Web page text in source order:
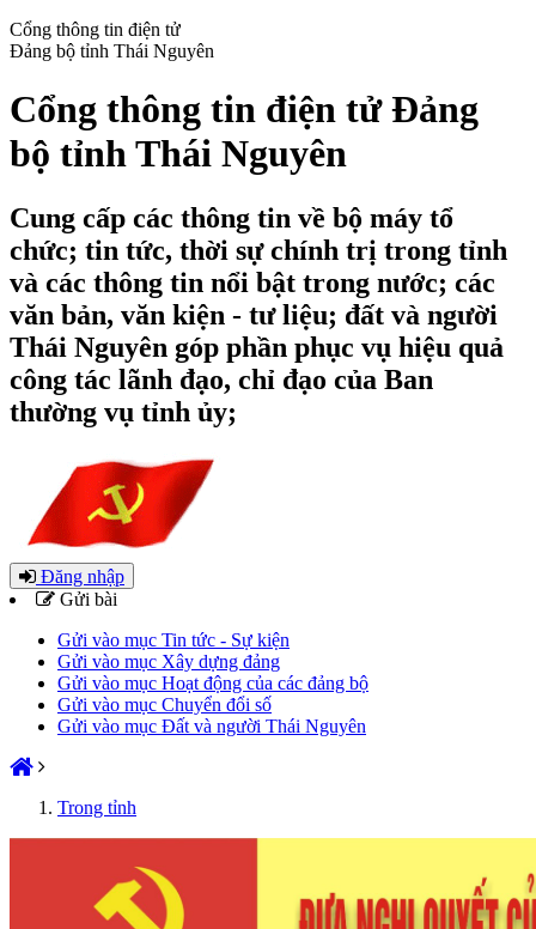
Cổng thông tin điện tử
Đảng bộ tỉnh Thái Nguyên
Cổng thông tin điện tử Đảng
bộ tỉnh Thái Nguyên
Cung cấp các thông tin về bộ máy tổ
chức; tin tức, thời sự chính trị trong tỉnh
và các thông tin nổi bật trong nước; các
văn bản, văn kiện - tư liệu; đất và người
Thái Nguyên góp phần phục vụ hiệu quả
công tác lãnh đạo, chỉ đạo của Ban
thường vụ tỉnh ủy;
Đăng nhập
Gửi bài
Gửi vào mục Tin tức - Sự kiện
Gửi vào mục Xây dựng đảng
Gửi vào mục Hoạt động của các đảng bộ
Gửi vào mục Chuyển đổi số
Gửi vào mục Đất và người Thái Nguyên
Trong tỉnh